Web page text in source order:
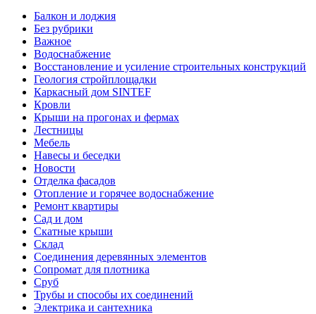
Балкон и лоджия
Без рубрики
Важное
Водоснабжение
Восстановление и усиление строительных конструкций
Геология стройплощадки
Каркасный дом SINTEF
Кровли
Крыши на прогонах и фермах
Лестницы
Мебель
Навесы и беседки
Новости
Отделка фасадов
Отопление и горячее водоснабжение
Ремонт квартиры
Сад и дом
Скатные крыши
Склад
Соединения деревянных элементов
Сопромат для плотника
Сруб
Трубы и способы их соединений
Электрика и сантехника